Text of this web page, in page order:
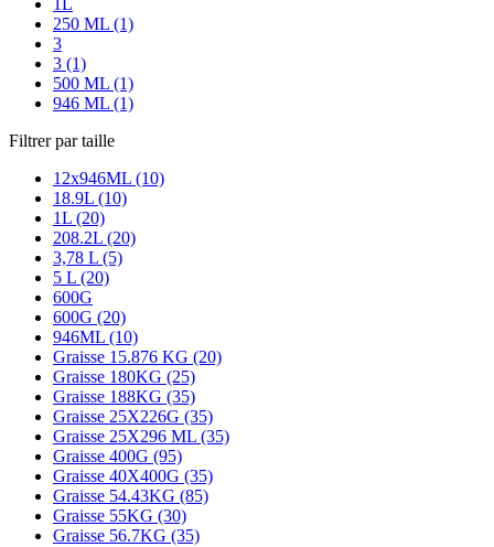
1L
250 ML (1)
3
3 (1)
500 ML (1)
946 ML (1)
Filtrer par taille
12x946ML (10)
18.9L (10)
1L (20)
208.2L (20)
3,78 L (5)
5 L (20)
600G
600G (20)
946ML (10)
Graisse 15.876 KG (20)
Graisse 180KG (25)
Graisse 188KG (35)
Graisse 25X226G (35)
Graisse 25X296 ML (35)
Graisse 400G (95)
Graisse 40X400G (35)
Graisse 54.43KG (85)
Graisse 55KG (30)
Graisse 56.7KG (35)